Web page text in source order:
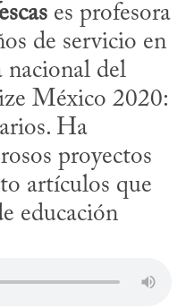
es profesora
de servicio en
nacional del
México 2020:
Ha
proyectos
artículos que
educación